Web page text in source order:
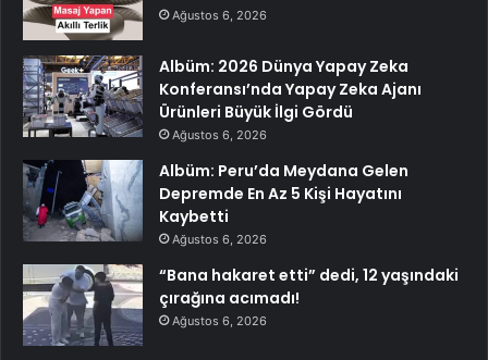
Ağustos 6, 2026
Albüm: 2026 Dünya Yapay Zeka
Konferansı’nda Yapay Zeka Ajanı
Ürünleri Büyük İlgi Gördü
Ağustos 6, 2026
Albüm: Peru’da Meydana Gelen
Depremde En Az 5 Kişi Hayatını
Kaybetti
Ağustos 6, 2026
“Bana hakaret etti” dedi, 12 yaşındaki
çırağına acımadı!
Ağustos 6, 2026